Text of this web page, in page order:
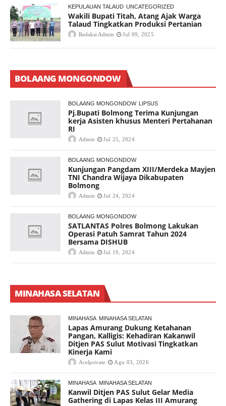
KEPULAUAN TALAUD UNCATEGORIZED
Wakili Bupati Titah, Atang Ajak Warga
Talaud Tingkatkan Produksi Pertanian
Redaksi Admin Jul 09, 2025
BOLAANG MONGONDOW
BOLAANG MONGONDOW LIPSUS
Pj.Bupati Bolmong Terima Kunjungan
kerja Asisten khusus Menteri Pertahanan
RI
Admin Jul 25, 2024
BOLAANG MONGONDOW
Kunjungan Pangdam XIII/Merdeka Mayjen
TNI Chandra Wijaya Dikabupaten
Bolmong
Admin Jul 24, 2024
BOLAANG MONGONDOW
SATLANTAS Polres Bolmong Lakukan
Operasi Patuh Samrat Tahun 2024
Bersama DISHUB
Admin Jul 19, 2024
MINAHASA SELATAN
MINAHASA MINAHASA SELATAN
Lapas Amurang Dukung Ketahanan
Pangan, Kalligis: Kehadiran Kakanwil
Ditjen PAS Sulut Motivasi Tingkatkan
Kinerja Kami
Acelprivate Agu 03, 2026
MINAHASA MINAHASA SELATAN
Kanwil Ditjen PAS Sulut Gelar Media
Gathering di Lapas Kelas III Amurang